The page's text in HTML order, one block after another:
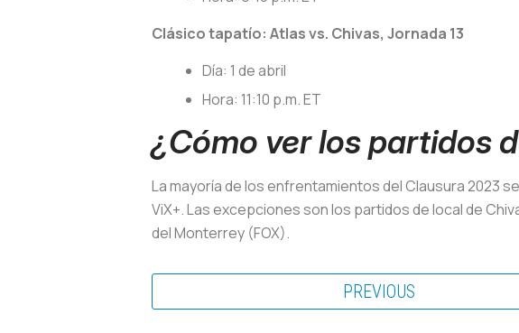
Clásico tapatío: Atlas vs. Chivas, Jornada 13
Día: 1 de abril
Hora: 11:10 p.m. ET
¿Cómo ver los partidos
La mayoría de los enfrentamientos del Clausura 2023
ViX+. Las excepciones son los partidos de local de
del Monterrey (FOX).
PREVIOUS